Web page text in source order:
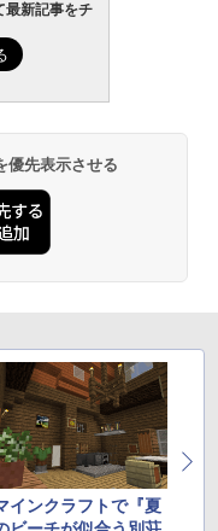
最新記事をチ
優先表示させる
インクラフトで『夏